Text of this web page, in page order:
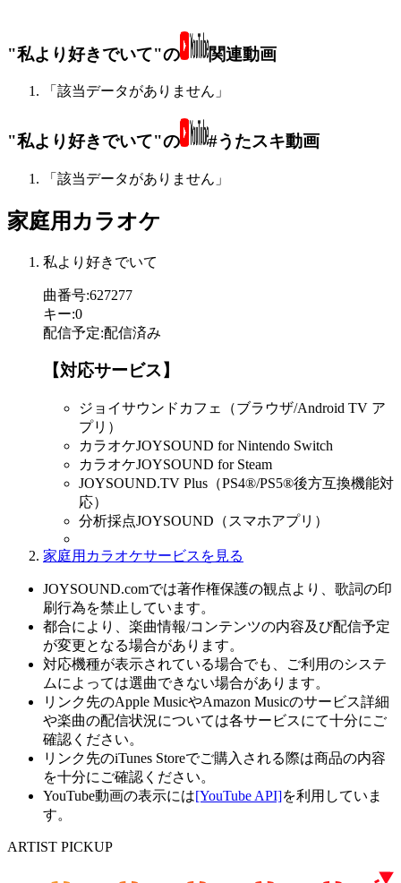
"私より好きでいて"の 関連動画
「該当データがありません」
"私より好きでいて"の #うたスキ動画
「該当データがありません」
家庭用カラオケ
私より好きでいて
曲番号:627277
キー:0
配信予定:配信済み
【対応サービス】
ジョイサウンドカフェ（ブラウザ/Android TV ア
プリ）
カラオケJOYSOUND for Nintendo Switch
カラオケJOYSOUND for Steam
JOYSOUND.TV Plus（PS4®/PS5®後方互換機能対
応）
分析採点JOYSOUND（スマホアプリ）
家庭用カラオケサービスを見る
JOYSOUND.comでは著作権保護の観点より、歌詞の印
刷行為を禁止しています。
都合により、楽曲情報/コンテンツの内容及び配信予定
が変更となる場合があります。
対応機種が表示されている場合でも、ご利用のシステ
ムによっては選曲できない場合があります。
リンク先のApple MusicやAmazon Musicのサービス詳細
や楽曲の配信状況については各サービスにて十分にご
確認ください。
リンク先のiTunes Storeでご購入される際は商品の内容
を十分にご確認ください。
YouTube動画の表示には[YouTube API]を利用していま
す。
ARTIST PICKUP